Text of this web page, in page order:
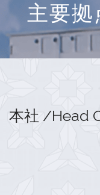
主要
本社 /Head